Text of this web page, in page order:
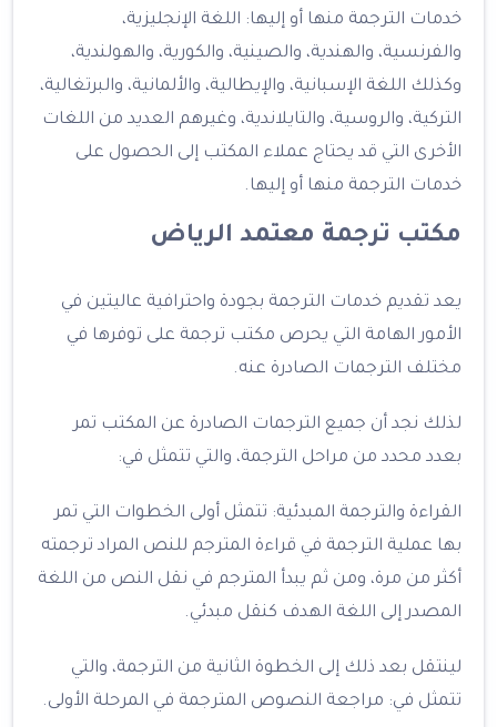
خدمات الترجمة منها أو إليها: اللغة الإنجليزية،
والفرنسية، والهندية، والصينية، والكورية، والهولندية،
وكذلك اللغة الإسبانية، والإيطالية، والألمانية، والبرتغالية،
التركية، والروسية، والتايلاندية، وغيرهم العديد من اللغات
الأخرى التي قد يحتاج عملاء المكتب إلى الحصول على
خدمات الترجمة منها أو إليها.
مكتب ترجمة معتمد الرياض
يعد تقديم خدمات الترجمة بجودة واحترافية عاليتين في
الأمور الهامة التي يحرص مكتب ترجمة على توفرها في
مختلف الترجمات الصادرة عنه.
لذلك نجد أن جميع الترجمات الصادرة عن المكتب تمر
بعدد محدد من مراحل الترجمة، والتي تتمثل في:
القراءة والترجمة المبدئية: تتمثل أولى الخطوات التي تمر
بها عملية الترجمة في قراءة المترجم للنص المراد ترجمته
أكثر من مرة، ومن ثم يبدأ المترجم في نقل النص من اللغة
المصدر إلى اللغة الهدف كنقل مبدئي.
لينتقل بعد ذلك إلى الخطوة الثانية من الترجمة، والتي
تتمثل في: مراجعة النصوص المترجمة في المرحلة الأولى.